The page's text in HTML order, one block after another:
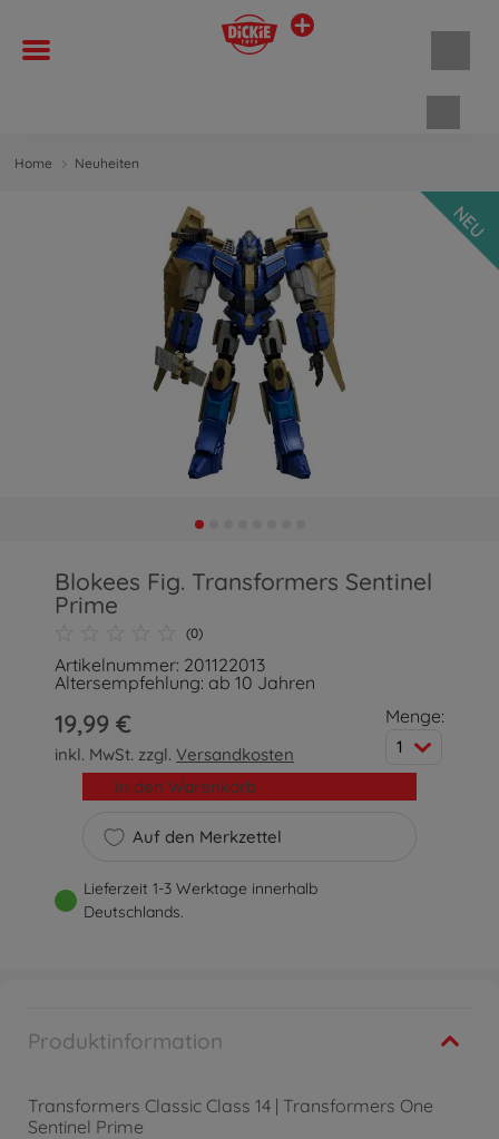
Home Neuheiten
NEU
Blokees Fig. Transformers Sentinel
Prime
(0)
Artikelnummer: 201122013
Altersempfehlung: ab 10 Jahren
19,99 €
inkl. MwSt. zzgl.Versandkosten
Menge:
1
Auf den Merkzettel
In den Warenkorb
Lieferzeit 1-3 Werktage innerhalb
Deutschlands.
Produktinformation
Transformers Classic Class 14 | Transformers One
Sentinel Prime